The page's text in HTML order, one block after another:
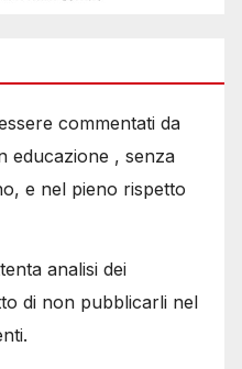
commentati da
educazione , senza
e nel pieno rispetto
analisi dei
di non pubblicarli nel